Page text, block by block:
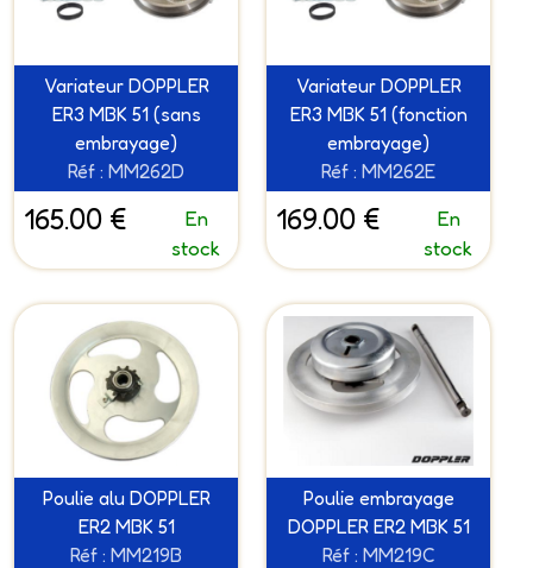
Variateur DOPPLER
ER3 MBK 51 (sans
embrayage)
Réf : MM262D
165.00 €
En
stock
Variateur DOPPLER
ER3 MBK 51 (fonction
embrayage)
Réf : MM262E
169.00 €
En
stock
Poulie alu DOPPLER
ER2 MBK 51
Réf : MM219B
Poulie embrayage
DOPPLER ER2 MBK 51
Réf : MM219C